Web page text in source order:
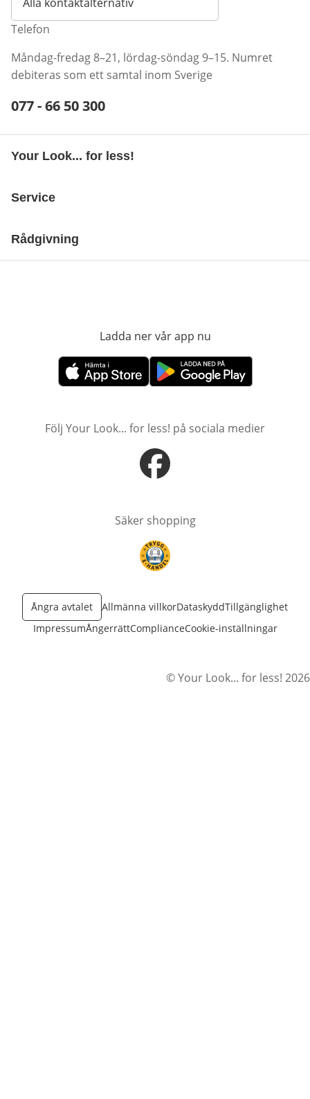
Telefon
Måndag-fredag 8–21, lördag-söndag 9–15. Numret
debiteras som ett samtal inom Sverige
Telefonnummer:
077 - 66 50 300
Your Look... for less!
Service
Rådgivning
Ladda ner vår app nu
öppnas i nytt fönsteröppnas i nytt fönster
Följ Your Look... for less! på sociala medier
öppnas i nytt fönster
Säker shopping
öppnas i nytt fönster
Ångra avtalet Allmänna villkorDataskyddTillgänglighet
ImpressumÅngerrättComplianceCookie-inställningar
© Your Look... for less! 2026